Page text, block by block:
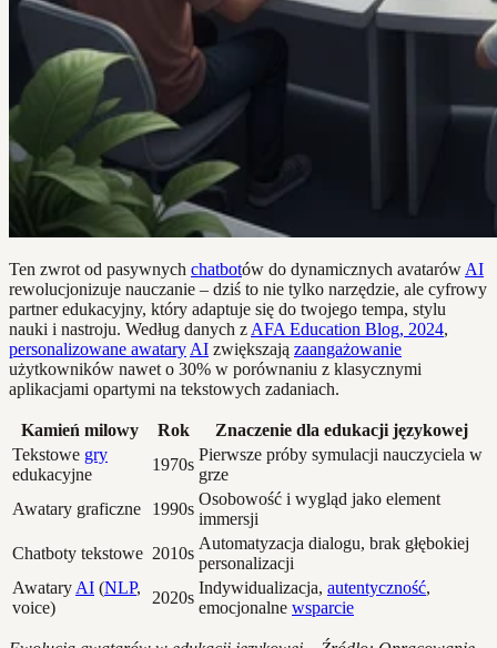
Ten zwrot od pasywnych chatbotów do dynamicznych avatarów AI
rewolucjonizuje nauczanie – dziś to nie tylko narzędzie, ale cyfrowy
partner edukacyjny, który adaptuje się do twojego tempa, stylu
nauki i nastroju. Według danych z AFA Education Blog, 2024,
personalizowane awatary AI zwiększają zaangażowanie
użytkowników nawet o 30% w porównaniu z klasycznymi
aplikacjami opartymi na tekstowych zadaniach.
Kamień milowy Rok
Znaczenie dla edukacji językowej
Tekstowe gry
edukacyjne
1970s
Pierwsze próby symulacji nauczyciela w
grze
Awatary graficzne
1990s
Osobowość i wygląd jako element
immersji
Chatboty tekstowe 2010s
Automatyzacja dialogu, brak głębokiej
personalizacji
Awatary AI (NLP,
voice)
2020s
Indywidualizacja, autentyczność,
emocjonalne wsparcie